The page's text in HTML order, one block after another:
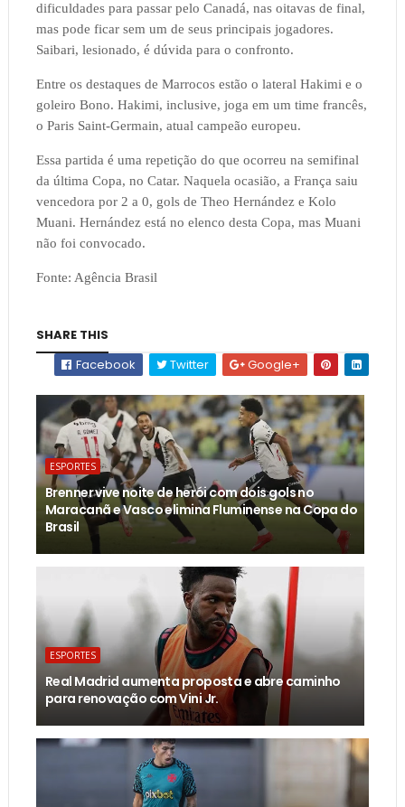
dificuldades para passar pelo Canadá, nas oitavas de final,
mas pode ficar sem um de seus principais jogadores.
Saibari, lesionado, é dúvida para o confronto.
Entre os destaques de Marrocos estão o lateral Hakimi e o
goleiro Bono. Hakimi, inclusive, joga em um time francês,
o Paris Saint-Germain, atual campeão europeu.
Essa partida é uma repetição do que ocorreu na semifinal
da última Copa, no Catar. Naquela ocasião, a França saiu
vencedora por 2 a 0, gols de Theo Hernández e Kolo
Muani. Hernández está no elenco desta Copa, mas Muani
não foi convocado.
Fonte: Agência Brasil
SHARE THIS
Facebook
Twitter Google+
ESPORTES
Brenner vive noite de herói com dois gols no
Maracanã e Vasco elimina Fluminense na Copa do
Brasil
ESPORTES
Real Madrid aumenta proposta e abre caminho
para renovação com Vini Jr.